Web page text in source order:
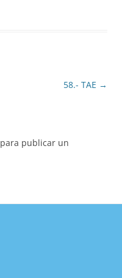
58.- TAE →
para publicar un